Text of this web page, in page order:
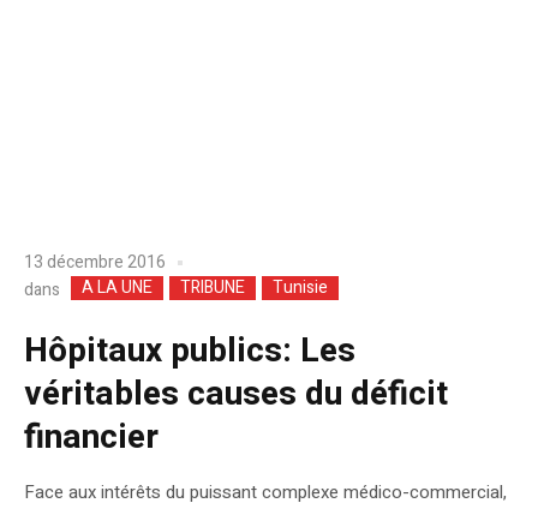
13 décembre 2016
dans
A LA UNE TRIBUNE Tunisie
Hôpitaux publics: Les
véritables causes du déficit
financier
Face aux intérêts du puissant complexe médico-commercial,